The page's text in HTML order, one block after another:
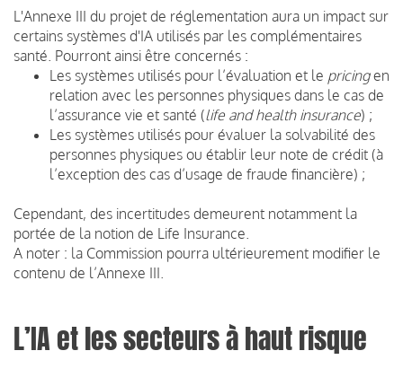
L'Annexe III du projet de réglementation aura un impact sur
certains systèmes d'IA utilisés par les complémentaires
santé. Pourront ainsi être concernés :
Les systèmes utilisés pour l’évaluation et le pricingen
relation avec les personnes physiques dans le cas de
l’assurance vie et santé (life and health insurance) ;
Les systèmes utilisés pour évaluer la solvabilité des
personnes physiques ou établir leur note de crédit (à
l’exception des cas d’usage de fraude financière) ;
Cependant, des incertitudes demeurent notamment la
portée de la notion de Life Insurance.
A noter : la Commission pourra ultérieurement modifier le
contenu de l’Annexe III.
L’IA et les secteurs à haut risque